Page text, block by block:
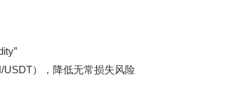
USDT），降低无常损失风险